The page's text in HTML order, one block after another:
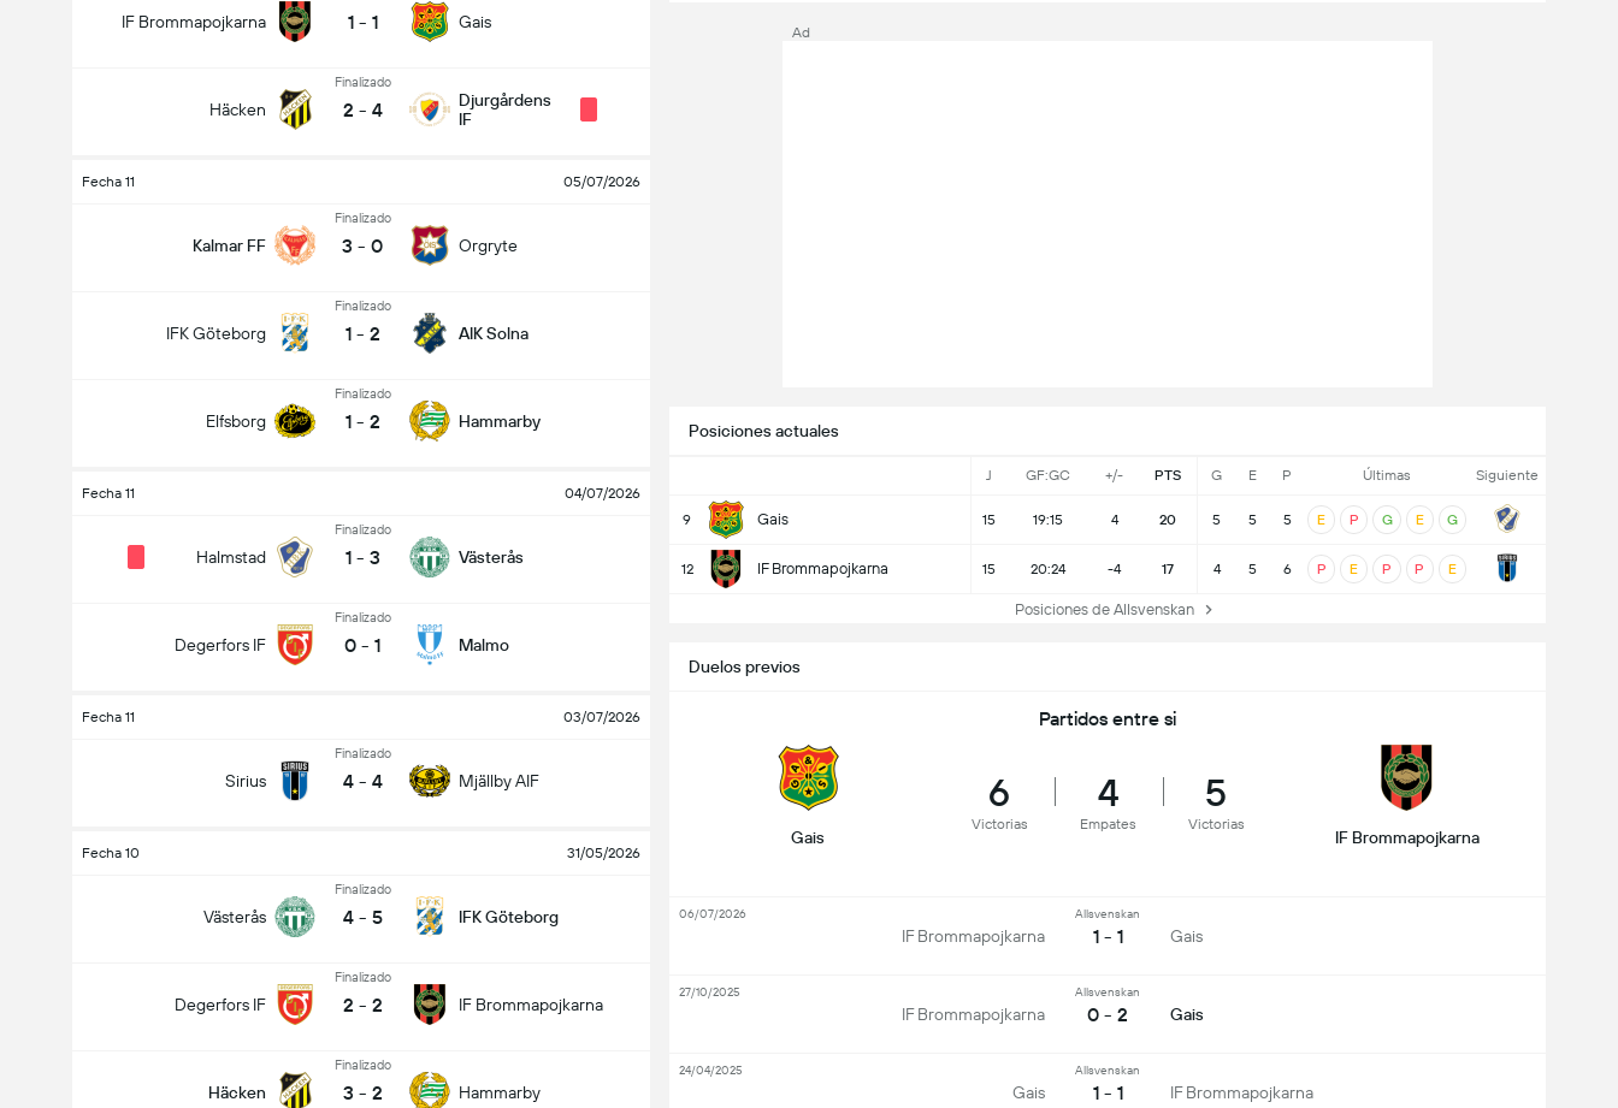
IF Brommapojkarna 1 - 1 Gais
Häcken
Finalizado
2 - 4
Djurgårdens
IF
Fecha 11 05/07/2026
Kalmar FF
Finalizado
3 - 0 Orgryte
IFK Göteborg
Finalizado
1 - 2 AIK Solna
Elfsborg
Finalizado
1 - 2 Hammarby
Fecha 11 04/07/2026
Halmstad
Finalizado
1 - 3 Västerås
Degerfors IF
Finalizado
0 - 1 Malmo
Fecha 11 03/07/2026
Sirius
Finalizado
4 - 4 Mjällby AIF
Fecha 10 31/05/2026
Västerås
Finalizado
4 - 5 IFK Göteborg
Degerfors IF
Finalizado
2 - 2 IF Brommapojkarna
Häcken
Finalizado
3 - 2 Hammarby
Posiciones actuales
J GF:GC +/- PTS G E P Últimas Siguiente
9 Gais 15 19:15 4 20 5 5 5 E P G E G
12 IF Brommapojkarna 15 20:24 -4 17 4 5 6 P E P P E
Posiciones de Allsvenskan
Duelos previos
Partidos entre si
Gais
6
Victorias
4
Empates
5
Victorias
IF Brommapojkarna
IF Brommapojkarna
Allsvenskan
1 - 1 Gais
06/07/2026
IF Brommapojkarna
Allsvenskan
0 - 2 Gais
27/10/2025
Gais
Allsvenskan
1 - 1 IF Brommapojkarna
24/04/2025
Ad